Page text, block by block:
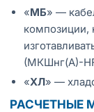
«МБ» —
композиции,
(МКШнг(А)-
«ХЛ» —
РАСЧЕТНЫЕ